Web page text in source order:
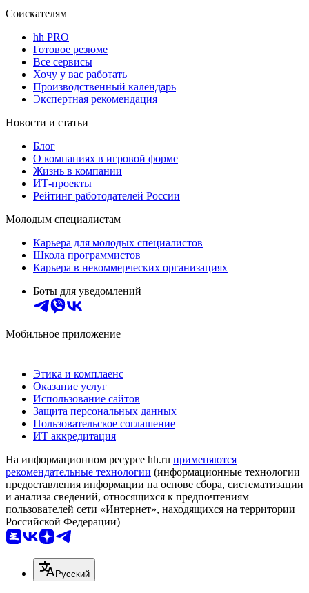
Соискателям
hh PRO
Готовое резюме
Все сервисы
Хочу у вас работать
Производственный календарь
Экспертная рекомендация
Новости и статьи
Блог
О компаниях в игровой форме
Жизнь в компании
ИТ-проекты
Рейтинг работодателей России
Молодым специалистам
Карьера для молодых специалистов
Школа программистов
Карьера в некоммерческих организациях
Боты для уведомлений
Мобильное приложение
Этика и комплаенс
Оказание услуг
Использование сайтов
Защита персональных данных
Пользовательское соглашение
ИТ аккредитация
На информационном ресурсе hh.ru применяются
рекомендательные технологии (информационные технологии
предоставления информации на основе сбора, систематизации
и анализа сведений, относящихся к предпочтениям
пользователей сети «Интернет», находящихся на территории
Российской Федерации)
Русский